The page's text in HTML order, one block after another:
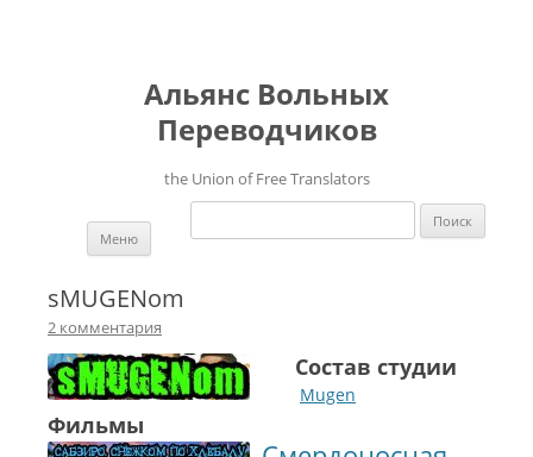
Альянс Вольных
Переводчиков
the Union of Free Translators
Найти:
Меню
sMUGENom
2 комментария
Состав студии
Mugen
Фильмы